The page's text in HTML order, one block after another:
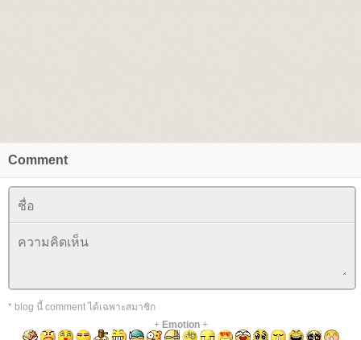
Comment
* blog นี้ comment ได้เฉพาะสมาชิก
+ Emotion+